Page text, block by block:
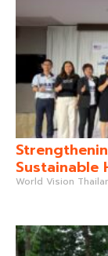
Sustainable
World Vision